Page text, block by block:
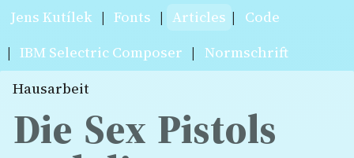
Jens Kutílek | Fonts | Articles | Code
| IBM Selectric Composer | Normschrift
Hausarbeit
Die Sex Pistols